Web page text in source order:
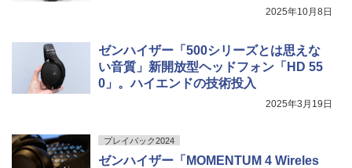
2025年10月8日
ゼンハイザー「500シリーズとは思えな
い音質」新開放型ヘッドフォン「HD 55
0」。ハイエンドの技術投入
2025年3月19日
プレイバック2024
ゼンハイザー「MOMENTUM 4 Wireles